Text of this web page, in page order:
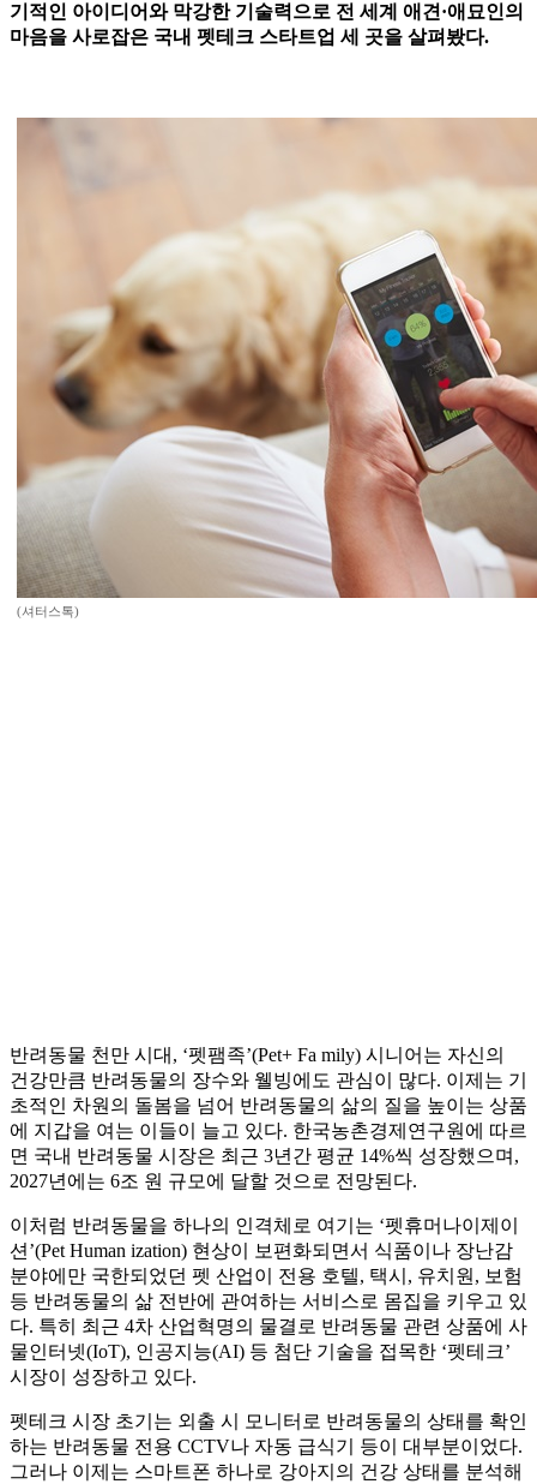
기적인 아이디어와 막강한 기술력으로 전 세계 애견·애묘인의
마음을 사로잡은 국내 펫테크 스타트업 세 곳을 살펴봤다.
(셔터스톡)
반려동물 천만 시대, ‘펫팸족’(Pet+ Fa mily) 시니어는 자신의
건강만큼 반려동물의 장수와 웰빙에도 관심이 많다. 이제는 기
초적인 차원의 돌봄을 넘어 반려동물의 삶의 질을 높이는 상품
에 지갑을 여는 이들이 늘고 있다. 한국농촌경제연구원에 따르
면 국내 반려동물 시장은 최근 3년간 평균 14%씩 성장했으며,
2027년에는 6조 원 규모에 달할 것으로 전망된다.
이처럼 반려동물을 하나의 인격체로 여기는 ‘펫휴머나이제이
션’(Pet Human ization) 현상이 보편화되면서 식품이나 장난감
분야에만 국한되었던 펫 산업이 전용 호텔, 택시, 유치원, 보험
등 반려동물의 삶 전반에 관여하는 서비스로 몸집을 키우고 있
다. 특히 최근 4차 산업혁명의 물결로 반려동물 관련 상품에 사
물인터넷(IoT), 인공지능(AI) 등 첨단 기술을 접목한 ‘펫테크’
시장이 성장하고 있다.
펫테크 시장 초기는 외출 시 모니터로 반려동물의 상태를 확인
하는 반려동물 전용 CCTV나 자동 급식기 등이 대부분이었다.
그러나 이제는 스마트폰 하나로 강아지의 건강 상태를 분석해